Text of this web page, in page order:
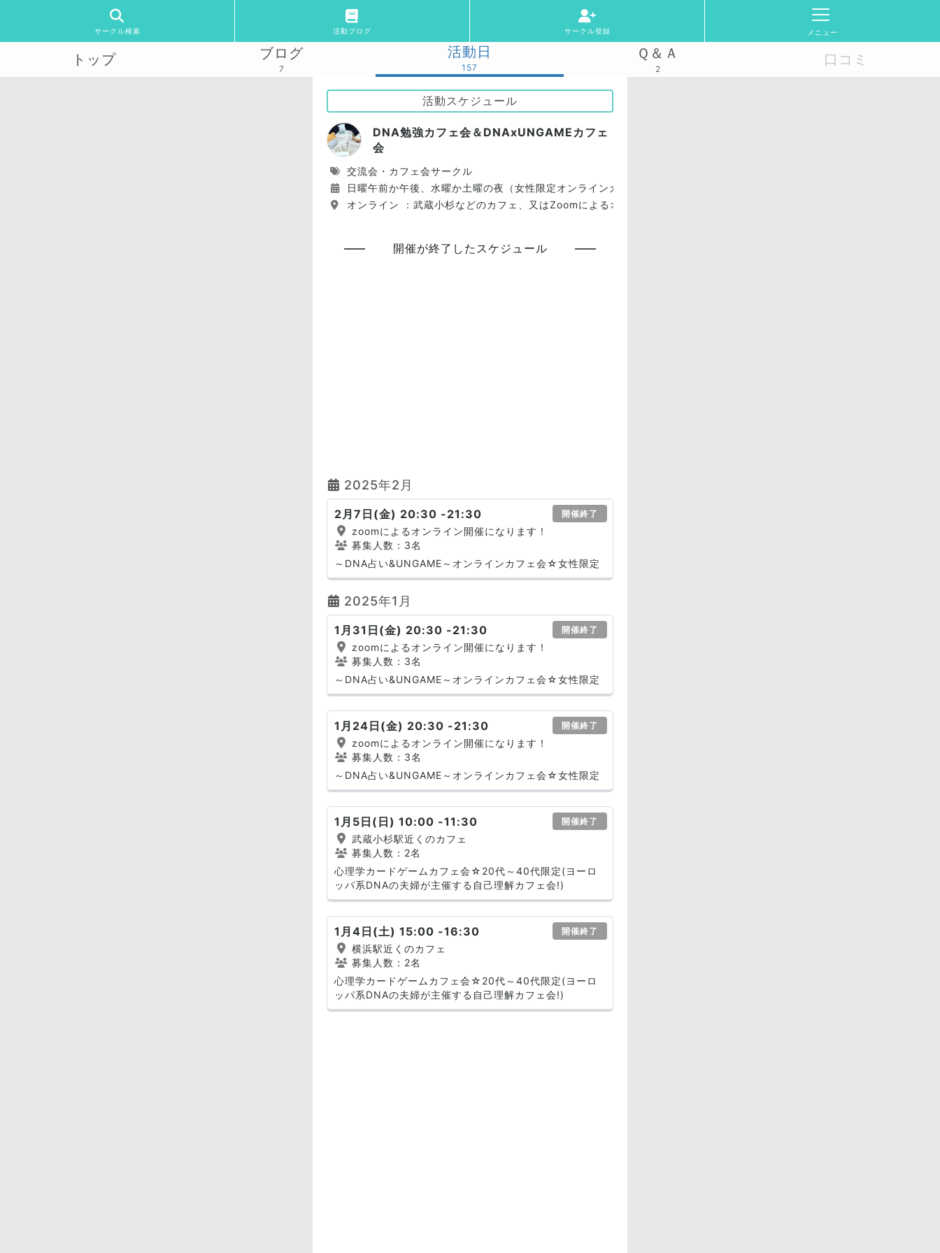
サークル検索 活動ブログ サークル登録 メニュー
トップ ブログ
7
活動日
157
Ｑ＆Ａ
2
口コミ
活動スケジュール
DNA勉強カフェ会＆DNAxUNGAMEカフェ
会
交流会・カフェ会サークル
日曜午前か午後、水曜か土曜の夜（女性限定オンラインカフェ会は金曜夜）
オンライン ：武蔵小杉などのカフェ、又はZoomによるオンライン開催となります！
開催が終了したスケジュール
2025年2月
2月7日(金) 20:30 -21:30 開催終了
zoomによるオンライン開催になります！
募集人数：3名
～DNA占い&UNGAME～オンラインカフェ会☆女性限定
2025年1月
1月31日(金) 20:30 -21:30 開催終了
zoomによるオンライン開催になります！
募集人数：3名
～DNA占い&UNGAME～オンラインカフェ会☆女性限定
1月24日(金) 20:30 -21:30 開催終了
zoomによるオンライン開催になります！
募集人数：3名
～DNA占い&UNGAME～オンラインカフェ会☆女性限定
1月5日(日) 10:00 -11:30 開催終了
武蔵小杉駅近くのカフェ
募集人数：2名
心理学カードゲームカフェ会☆20代～40代限定(ヨーロ
ッパ系DNAの夫婦が主催する自己理解カフェ会!)
1月4日(土) 15:00 -16:30 開催終了
横浜駅近くのカフェ
募集人数：2名
心理学カードゲームカフェ会☆20代～40代限定(ヨーロ
ッパ系DNAの夫婦が主催する自己理解カフェ会!)